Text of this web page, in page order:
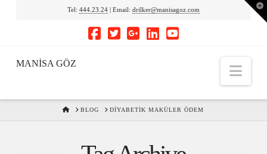
Tel: 444.23.24| Email: drilker@manisagoz.com
MANİSA GÖZ
HOMEBLOG DIYABETIK MAKÜLER ÖDEM